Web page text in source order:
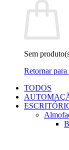
Sem
Retornar para
TODOS